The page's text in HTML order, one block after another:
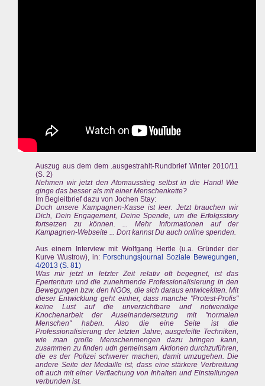
Auszug aus dem dem .ausgestrahlt-Rundbrief Winter 2010/11
(S. 2)
Nehmen wir jetzt den Atomausstieg selbst in die Hand! Wie
ginge das besser als mit einer Menschenkette?
Im Begleitbrief dazu von Jochen Stay:
Doch unsere Kampagnen-Kasse ist leer. Jetzt brauchen wir
Dich, Dein Engagement, Deine Spende, um die Erfolgsstory
fortsetzen zu können. ... Mehr Informationen auf der
Kampagnen-Webseite ... Dort kannst Du auch online spenden.
Aus einem Interview mit Wolfgang Hertle (u.a. Gründer der
Kurve Wustrow), in: Forschungsjournal Soziale Bewegungen,
4/2013 (S. 81)
Was mir jetzt in letzter Zeit relativ oft begegnet, ist das
Epertentum und die zunehmende Professionalisierung in den
Bewegungen bzw. den NGOs, die sich daraus entwiceklten. Mit
dieser Entwicklung geht einher, dass manche "Protest-Profis"
keine Lust auf die unverzichtbare und notwendige
Knochenarbeit der Auseinandersetzung mit "normalen
Menschen" haben. Also die eine Seite ist die
Professionalisierung der letzten Jahre, ausgefeilte Techniken,
wie man große Menschenmengen dazu bringen kann,
zusammen zu finden udn gemeinsam Aktionen durchzuführen,
die es der Polizei schwerer machen, damit umzugehen. Die
andere Seite der Medaille ist, dass eine stärkere Verbreitung
oft auch mit einer Verflachung von Inhalten und Einstellungen
verbunden ist.